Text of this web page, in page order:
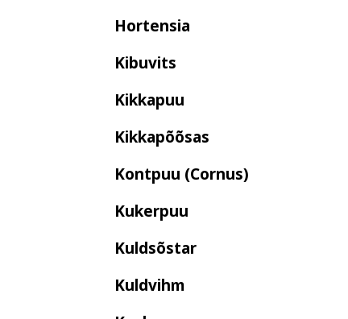
Hortensia
Kibuvits
Kikkapuu
Kikkapõõsas
Kontpuu (Cornus)
Kukerpuu
Kuldsõstar
Kuldvihm